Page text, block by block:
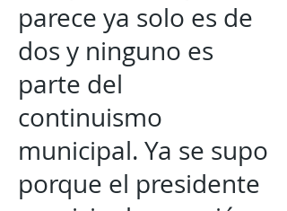
parece ya solo es de
dos y ninguno es
parte del
continuismo
municipal. Ya se supo
porque el presidente